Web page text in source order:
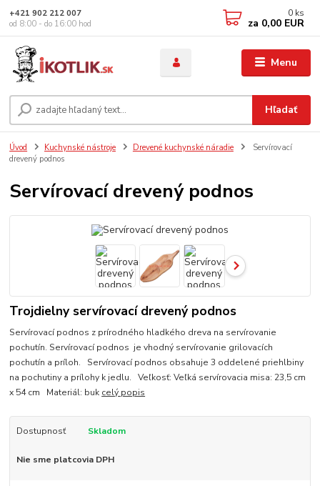
Menu
Hľadať
+421 902 212 007
od 8:00 - do 16:00 hod
0 ks
za 0,00 EUR
Úvod Kuchynské nástroje Drevené kuchynské náradie
Servírovací
drevený podnos
Servírovací drevený podnos
Trojdielny servírovací drevený podnos
Servírovací podnos z prírodného hladkého dreva na servírovanie
pochutín. Servírovací podnos je vhodný servírovanie grilovacích
pochutín a príloh. Servírovací podnos obsahuje 3 oddelené priehlbiny
na pochutiny a prílohy k jedlu. Veľkosť: Veľká servírovacia misa: 23,5 cm
x 54 cm Materiál: buk celý popis
Dostupnosť Skladom
Nie sme platcovia DPH